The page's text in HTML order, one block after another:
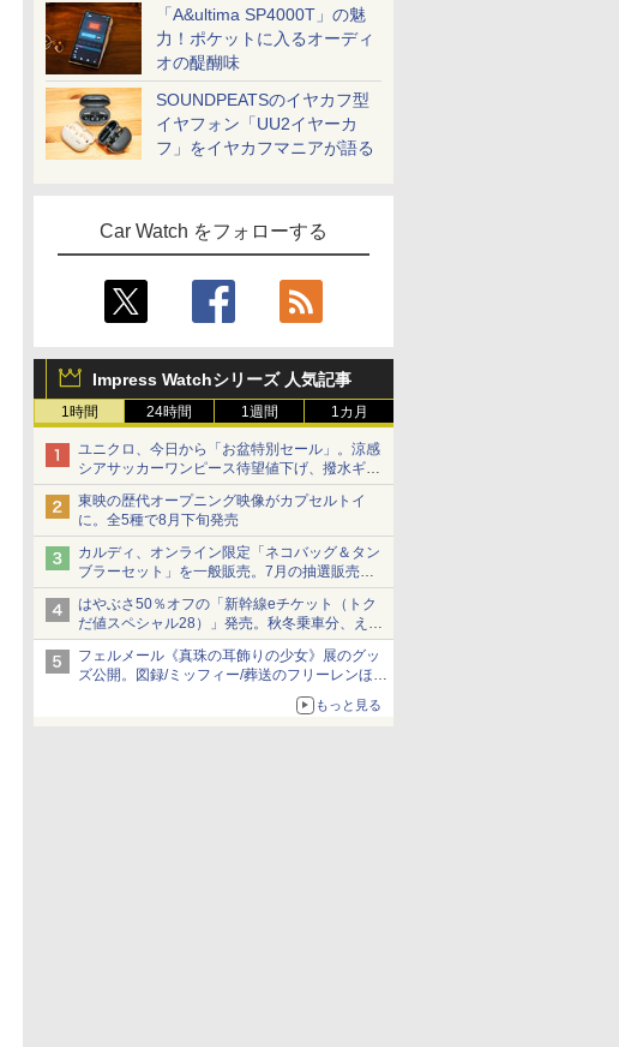
「A&ultima SP4000T」の魅
力！ポケットに入るオーディ
オの醍醐味
SOUNDPEATSのイヤカフ型
イヤフォン「UU2イヤーカ
フ」をイヤカフマニアが語る
Car Watch をフォローする
Impress Watchシリーズ 人気記事
1時間 24時間 1週間 1カ月
ユニクロ、今日から「お盆特別セール」。涼感
シアサッカーワンピース待望値下げ、撥水ギア
ショーツは1990円に
東映の歴代オープニング映像がカプセルトイ
に。全5種で8月下旬発売
カルディ、オンライン限定「ネコバッグ＆タン
ブラーセット」を一般販売。7月の抽選販売の
当選無効分
はやぶさ50％オフの「新幹線eチケット（トク
だ値スペシャル28）」発売。秋冬乗車分、えき
ねっと限定
フェルメール《真珠の耳飾りの少女》展のグッ
ズ公開。図録/ミッフィー/葬送のフリーレンほ
もっと見る